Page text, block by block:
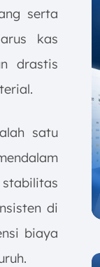
serta
kas
drastis
satu
di
biaya